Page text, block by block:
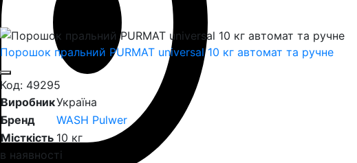
Порошок пральний PURMAT universal 10 кг автомат та ручне
Код: 49295
ВиробникУкраїна
Бренд
WASH Pulwer
Місткість 10 кг
в наявності